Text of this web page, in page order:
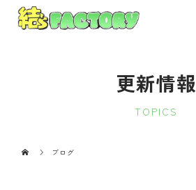
更新情報
TOPICS
ブログ